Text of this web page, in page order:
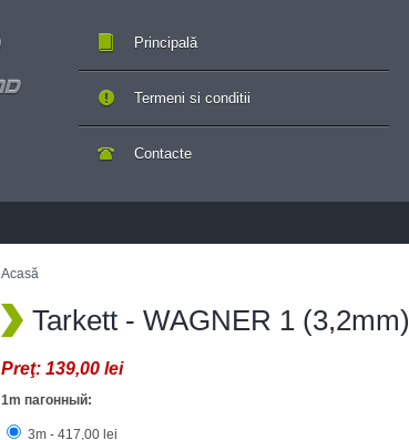
Principală
Contacte
Termeni si conditii
Acasă
Tarkett - WAGNER 1 (3,2mm)
Preţ: 139,00 lei
1m пагонный:
3m - 417,00 lei